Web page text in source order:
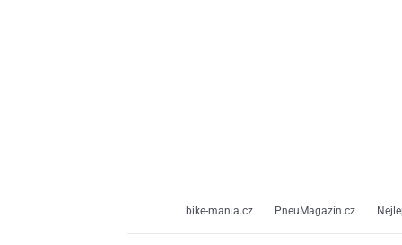
bike-mania.cz PneuMagazín.cz